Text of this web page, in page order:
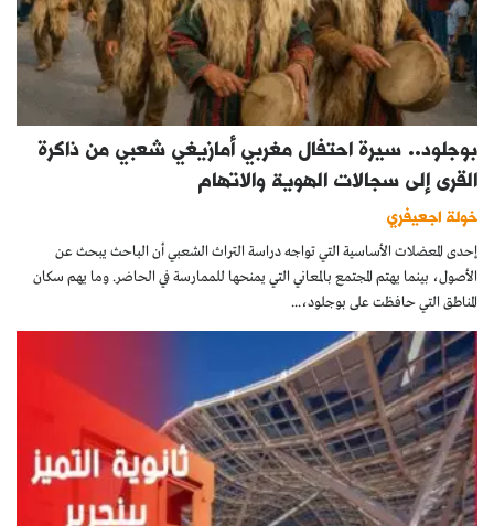
بوجلود.. سيرة احتفال مغربي أمازيغي شعبي من ذاكرة
القرى إلى سجالات الهوية والاتهام
خولة اجعيفري
إحدى المعضلات الأساسية التي تواجه دراسة التراث الشعبي أن الباحث يبحث عن
الأصول، بينما يهتم المجتمع بالمعاني التي يمنحها للممارسة في الحاضر. وما يهم سكان
المناطق التي حافظت على بوجلود،...